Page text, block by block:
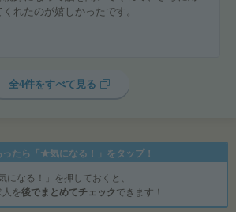
れたのが嬉しかったです。
全4件をすべて見る
ったら「★気になる！」をタップ！
気になる！」を押しておくと、
を後でまとめてチェックできます！